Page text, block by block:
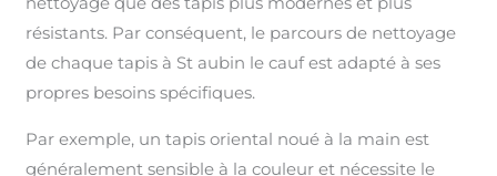
résistants. Par conséquent, le parcours de nettoyage
de chaque tapis à St aubin le cauf est adapté à ses
propres besoins spécifiques.
Par exemple, un tapis oriental noué à la main est
généralement sensible à la couleur et nécessite le